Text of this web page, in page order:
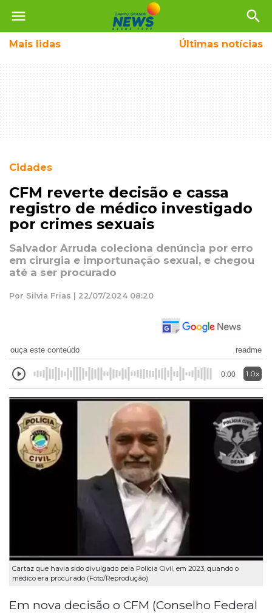
menu search
Mais lidas Últimas notícias
Cidades
CFM reverte decisão e cassa
registro de médico investigado
por crimes sexuais
Salvador Arruda coleciona denúncia por erro
em cirurgia e importunação sexual, e chegou
até a ser procurado
Por Silvia Frias | 22/07/2024 08:20
ouça este conteúdo readme
0:00 1.0x
Cartaz que havia sido divulgado pela Polícia Civil, em 2023, quando o
médico era procurado (Foto/Reprodução)
Em nova decisão o CFM (Conselho Federal